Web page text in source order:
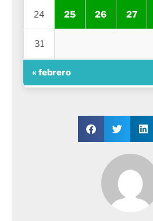
24 25 26 27
31
« febrero